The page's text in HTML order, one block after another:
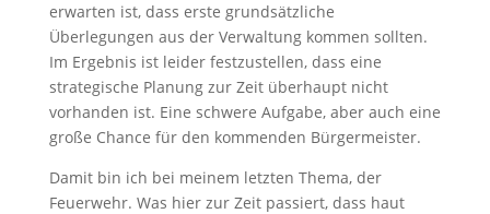
erwarten ist, dass erste grundsätzliche
Überlegungen aus der Verwaltung kommen sollten.
Im Ergebnis ist leider festzustellen, dass eine
strategische Planung zur Zeit überhaupt nicht
vorhanden ist. Eine schwere Aufgabe, aber auch eine
große Chance für den kommenden Bürgermeister.
Damit bin ich bei meinem letzten Thema, der
Feuerwehr. Was hier zur Zeit passiert, dass haut